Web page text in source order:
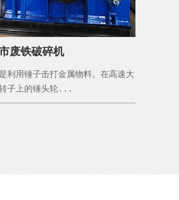
废铁破碎机
利用锤子击打金属物料。在高速大
子上的锤头轮...